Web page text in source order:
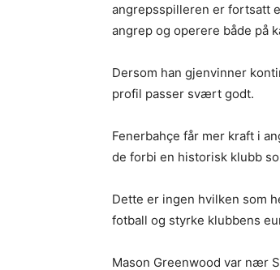
angrepsspilleren er fortsatt
angrep og operere både på
Dersom han gjenvinner
profil passer svært godt.
Fenerbahçe får mer kraft i
de forbi en historisk klubb
Dette er ingen hvilken som
fotball og styrke klubbens
Mason Greenwood var nær